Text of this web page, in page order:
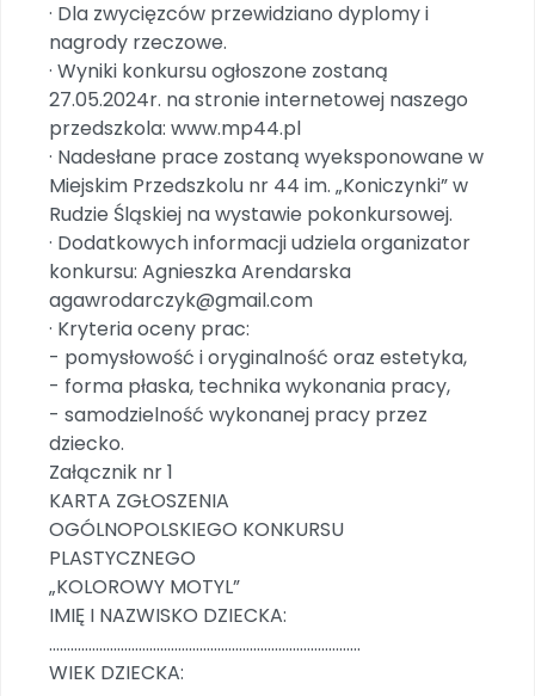
· Dla zwycięzców przewidziano dyplomy i
nagrody rzeczowe.
· Wyniki konkursu ogłoszone zostaną
27.05.2024r. na stronie internetowej naszego
przedszkola: www.mp44.pl
· Nadesłane prace zostaną wyeksponowane w
Miejskim Przedszkolu nr 44 im. „Koniczynki” w
Rudzie Śląskiej na wystawie pokonkursowej.
· Dodatkowych informacji udziela organizator
konkursu: Agnieszka Arendarska
agawrodarczyk@gmail.com
· Kryteria oceny prac:
- pomysłowość i oryginalność oraz estetyka,
- forma płaska, technika wykonania pracy,
- samodzielność wykonanej pracy przez
dziecko.
Załącznik nr 1
KARTA ZGŁOSZENIA
OGÓLNOPOLSKIEGO KONKURSU
PLASTYCZNEGO
„KOLOROWY MOTYL”
IMIĘ I NAZWISKO DZIECKA:
……………………………………………………………………………
WIEK DZIECKA: